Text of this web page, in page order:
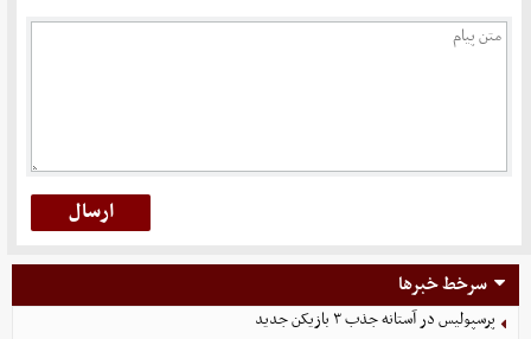
سرخط خبرها
پرسپولیس در آستانه جذب ۳ بازیکن جدید